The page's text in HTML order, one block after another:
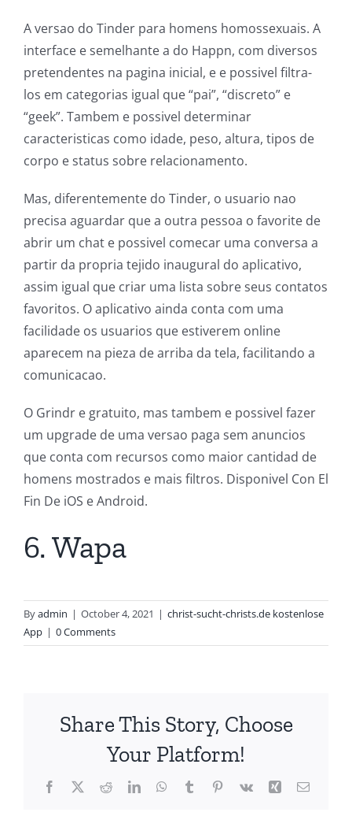
A versao do Tinder para homens homossexuais. A
interface e semelhante a do Happn, com diversos
pretendentes na pagina inicial, e e possivel filtra-
los em categorias igual que “pai”, “discreto” e
“geek”. Tambem e possivel determinar
caracteristicas como idade, peso, altura, tipos de
corpo e status sobre relacionamento.
Mas, diferentemente do Tinder, o usuario nao
precisa aguardar que a outra pessoa o favorite de
abrir um chat e possivel comecar uma conversa a
partir da propria tejido inaugural do aplicativo,
assim igual que criar uma lista sobre seus contatos
favoritos. O aplicativo ainda conta com uma
facilidade os usuarios que estiverem online
aparecem na pieza de arriba da tela, facilitando a
comunicacao.
O Grindr e gratuito, mas tambem e possivel fazer
um upgrade de uma versao paga sem anuncios
que conta com recursos como maior cantidad de
homens mostrados e mais filtros. Disponivel Con El
Fin De iOS e Android.
6. Wapa
Byadmin | October 4, 2021 | christ-sucht-christs.de kostenlose
App | 0 Comments
Share This Story, Choose
Your Platform!
Facebook
X RedditLinkedInWhatsApp
TumblrPinterest
Vk Xing Email